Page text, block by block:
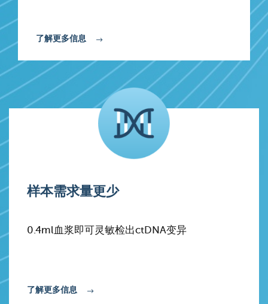
了解更多信息
样本需求量更少
0.4ml血浆即可灵敏检出ctDNA变异
了解更多信息